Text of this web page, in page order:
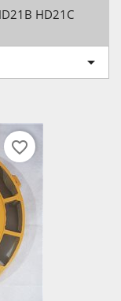
HD21C

favorite_border